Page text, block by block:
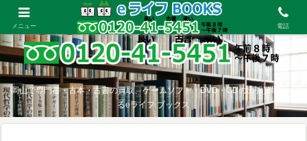
岡山で専門書・古本・古書の買取、ゲームソフト・DVD・CDの出張買取をす
るeライフ ブックス
メニュー 電話